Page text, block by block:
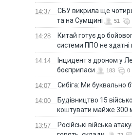
14:37
СБУ викрила ще
та на Сумщині
51
14:28
Китай готує до
системи ППО не здатні
14:14
Інцидент з дроном у
боєприпаси
183 0
14:07 Сибіга: Ми буквально
14:00
Будівництво 15
коштувати майже 300
13:57
Російські війська